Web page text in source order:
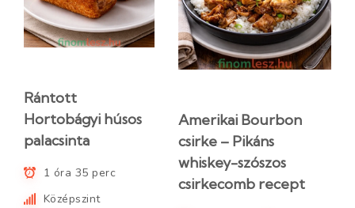
Rántott
Hortobágyi húsos
palacsinta
1 óra 35 perc
Középszint
Amerikai Bourbon
csirke – Pikáns
whiskey-szószos
csirkecomb recept